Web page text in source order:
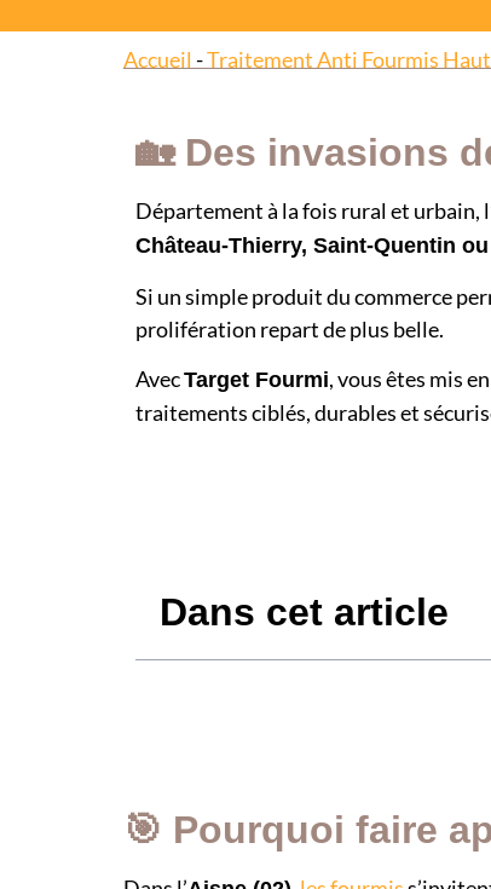
Accueil -Traitement Anti Fourmis
🏡 Des invasions
Département à la fois rural et urbain,
Château-Thierry, Saint-Quentin
Si un simple produit du commerce
prolifération repart de plus belle.
AvecTarget Fourmi, vous êtes mis
traitements ciblés, durables et
Dans cet article
🎯 Pourquoi faire